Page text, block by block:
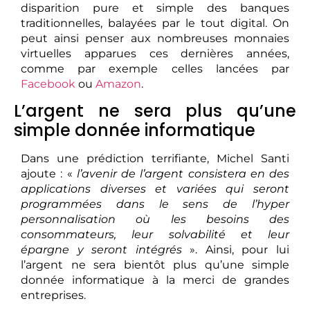
disparition pure et simple des banques
traditionnelles, balayées par le tout digital. On
peut ainsi penser aux nombreuses monnaies
virtuelles apparues ces dernières années,
comme par exemple celles lancées par
Facebook ou Amazon.
L’argent ne sera plus qu’une
simple donnée informatique
Dans une prédiction terrifiante, Michel Santi
ajoute : « l’avenir de l’argent consistera en des
applications diverses et variées qui seront
programmées dans le sens de l’hyper
personnalisation où les besoins des
consommateurs, leur solvabilité et leur
épargne y seront intégrés». Ainsi, pour lui
l’argent ne sera bientôt plus qu’une simple
donnée informatique à la merci de grandes
entreprises.